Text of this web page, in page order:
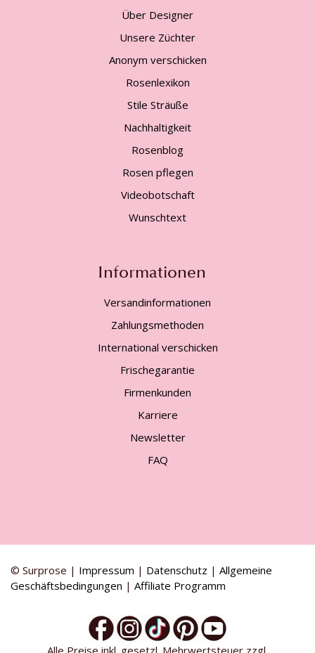
Über Designer
Unsere Züchter
Anonym verschicken
Rosenlexikon
Stile Sträuße
Nachhaltigkeit
Rosenblog
Rosen pflegen
Videobotschaft
Wunschtext
Informationen
Versandinformationen
Zahlungsmethoden
International verschicken
Frischegarantie
Firmenkunden
Karriere
Newsletter
FAQ
© Surprose | Impressum | Datenschutz | Allgemeine
Geschäftsbedingungen | Affiliate Programm
Alle Preise inkl. gesetzl. Mehrwertsteuer zzgl.